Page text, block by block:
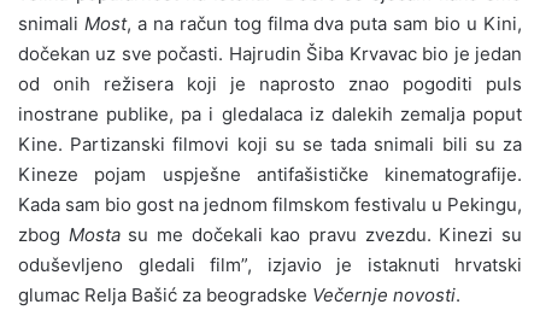
snimali Most, a na račun tog filma dva puta sam bio u Kini,
dočekan uz sve počasti. Hajrudin Šiba Krvavac bio je jedan
od onih režisera koji je naprosto znao pogoditi puls
inostrane publike, pa i gledalaca iz dalekih zemalja poput
Kine. Partizanski filmovi koji su se tada snimali bili su za
Kineze pojam uspješne antifašističke kinematografije.
Kada sam bio gost na jednom filmskom festivalu u Pekingu,
zbog Mostasu me dočekali kao pravu zvezdu. Kinezi su
oduševljeno gledali film”, izjavio je istaknuti hrvatski
glumac Relja Bašić za beogradske Večernje novosti.